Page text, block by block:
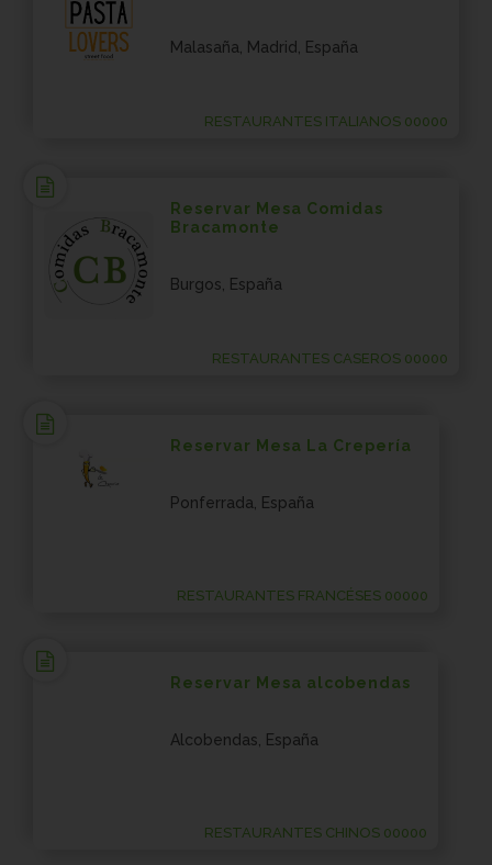
Malasaña, Madrid, España
RESTAURANTES ITALIANOS 00000
Reservar Mesa Comidas
Bracamonte
Burgos, España
RESTAURANTES CASEROS 00000
Reservar Mesa La Crepería
Ponferrada, España
RESTAURANTES FRANCÉSES 00000
Reservar Mesa alcobendas
Alcobendas, España
RESTAURANTES CHINOS 00000